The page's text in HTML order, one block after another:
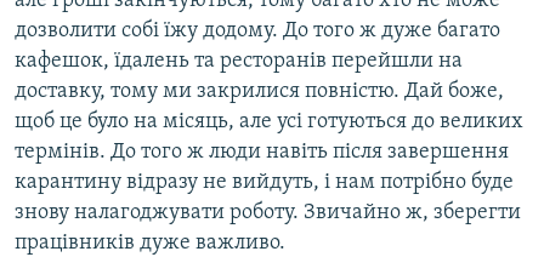
дозволити собі їжу додому. До того ж дуже багато
кафешок, їдалень та ресторанів перейшли на
доставку, тому ми закрилися повністю. Дай боже,
щоб це було на місяць, але усі готуються до великих
термінів. До того ж люди навіть після завершення
карантину відразу не вийдуть, і нам потрібно буде
знову налагоджувати роботу. Звичайно ж, зберегти
працівників дуже важливо.